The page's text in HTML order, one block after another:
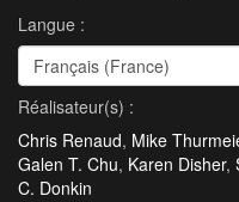
Langue :
Français (France)
Réalisateur(s) :
Chris Renaud, Mike
Galen T. Chu, Karen Disher,
C. Donkin